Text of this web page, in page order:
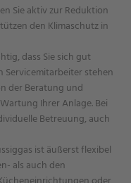
Sie aktiv zur Reduktion
den Klimaschutz in
dass Sie sich gut
stehen
der Beratung und
Ihrer Anlage. Bei
Betreuung, auch
ist äußerst flexibel
als auch den